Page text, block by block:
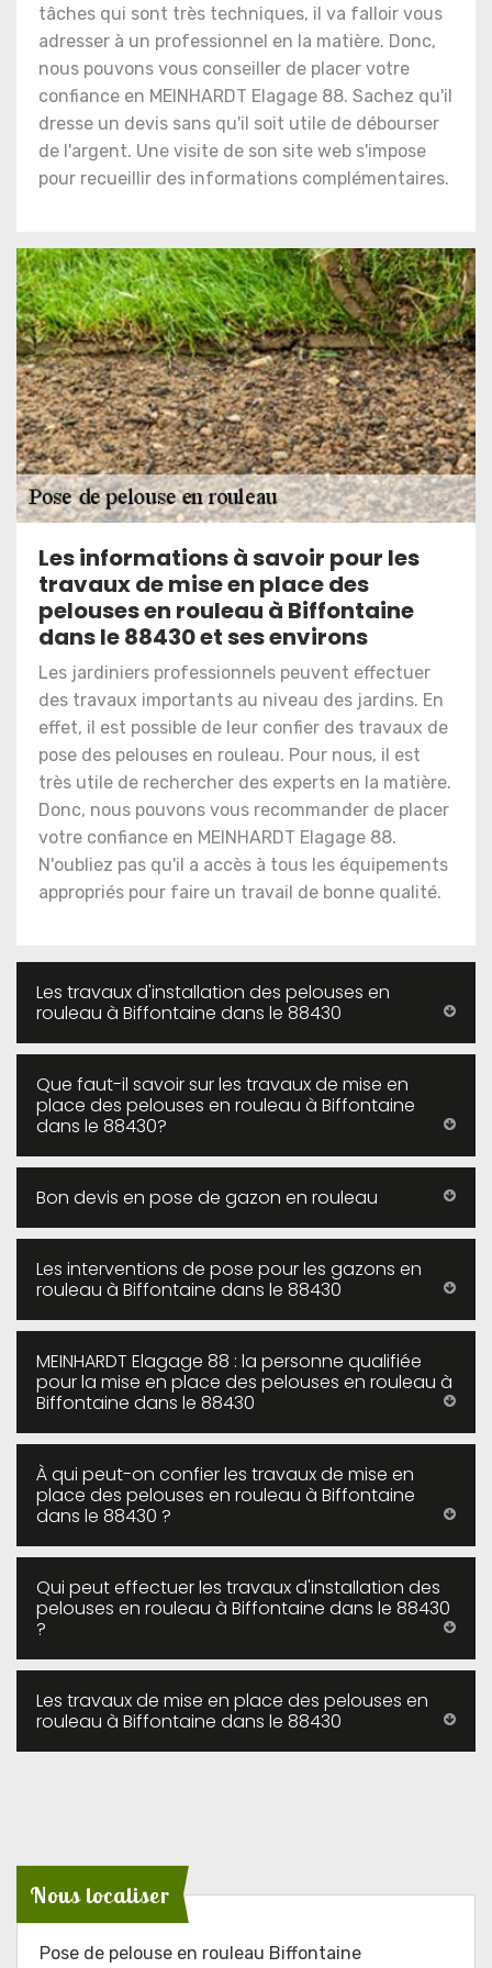
tâches qui sont très techniques, il va falloir vous
adresser à un professionnel en la matière. Donc,
nous pouvons vous conseiller de placer votre
confiance en MEINHARDT Elagage 88. Sachez qu'il
dresse un devis sans qu'il soit utile de débourser
de l'argent. Une visite de son site web s'impose
pour recueillir des informations complémentaires.
Les informations à savoir pour les
travaux de mise en place des
pelouses en rouleau à Biffontaine
dans le 88430 et ses environs
Les jardiniers professionnels peuvent effectuer
des travaux importants au niveau des jardins. En
effet, il est possible de leur confier des travaux de
pose des pelouses en rouleau. Pour nous, il est
très utile de rechercher des experts en la matière.
Donc, nous pouvons vous recommander de placer
votre confiance en MEINHARDT Elagage 88.
N'oubliez pas qu'il a accès à tous les équipements
appropriés pour faire un travail de bonne qualité.
Les travaux d'installation des pelouses en
rouleau à Biffontaine dans le 88430
Que faut-il savoir sur les travaux de mise en
place des pelouses en rouleau à Biffontaine
dans le 88430?
Bon devis en pose de gazon en rouleau
Les interventions de pose pour les gazons en
rouleau à Biffontaine dans le 88430
MEINHARDT Elagage 88 : la personne qualifiée
pour la mise en place des pelouses en rouleau à
Biffontaine dans le 88430
À qui peut-on confier les travaux de mise en
place des pelouses en rouleau à Biffontaine
dans le 88430 ?
Qui peut effectuer les travaux d'installation des
pelouses en rouleau à Biffontaine dans le 88430
?
Les travaux de mise en place des pelouses en
rouleau à Biffontaine dans le 88430
Nous localiser
Pose de pelouse en rouleau Biffontaine